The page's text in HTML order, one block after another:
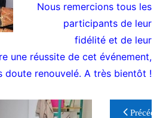
Nous remercions tous les
participants de leur
fidélité et de leur
une réussite de cet événement,
doute renouvelé. A très bientôt !
Précédent